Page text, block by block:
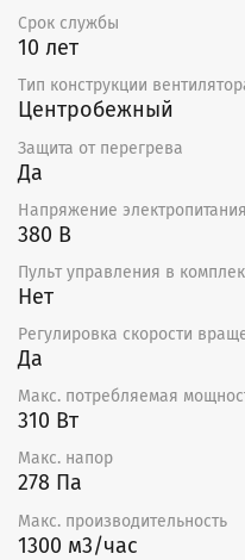
Срок службы
10 лет
Тип конструкции
Центробежный
Защита от перегрева
Да
Напряжение
380 В
Пульт управления в
Нет
Регулировка скорости
Да
Макс. потребляемая
310 Вт
Макс. напор
278 Па
Макс. производительность
1300 м3/час